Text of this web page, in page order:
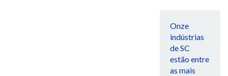
Onze
indústrias
de SC
estão entre
as mais